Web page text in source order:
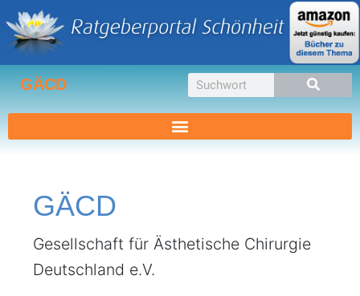
Inhalt
springen
GÄCD Suche
GÄCD
Gesellschaft für Ästhetische Chirurgie
Deutschland e.V.